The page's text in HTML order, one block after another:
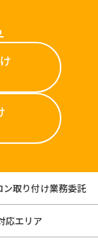
ン取り付け業務委託
応エリア